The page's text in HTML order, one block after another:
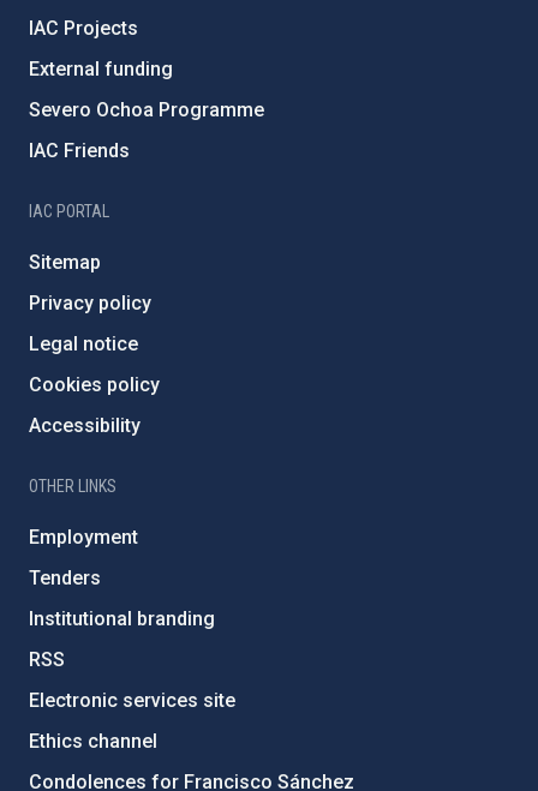
IAC Projects
External funding
Severo Ochoa Programme
IAC Friends
IAC PORTAL
Sitemap
Privacy policy
Legal notice
Cookies policy
Accessibility
OTHER LINKS
Employment
Tenders
Institutional branding
RSS
Electronic services site
Ethics channel
Condolences for Francisco Sánchez